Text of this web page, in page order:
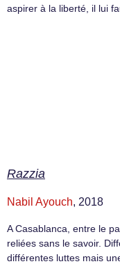
aspirer à la liberté, il lui
Razzia
Nabil Ayouch, 2018
A Casablanca, entre le
reliées sans le savoir.
différentes luttes mais